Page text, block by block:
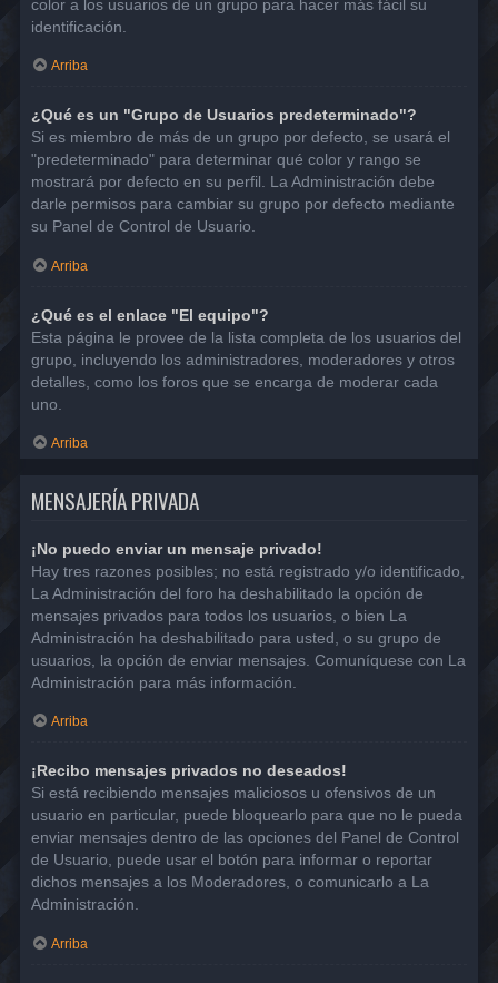
color a los usuarios de un grupo para hacer más fácil su
identificación.
Arriba
¿Qué es un "Grupo de Usuarios predeterminado"?
Si es miembro de más de un grupo por defecto, se usará el
"predeterminado" para determinar qué color y rango se
mostrará por defecto en su perfil. La Administración debe
darle permisos para cambiar su grupo por defecto mediante
su Panel de Control de Usuario.
Arriba
¿Qué es el enlace "El equipo"?
Esta página le provee de la lista completa de los usuarios del
grupo, incluyendo los administradores, moderadores y otros
detalles, como los foros que se encarga de moderar cada
uno.
Arriba
MENSAJERÍA PRIVADA
¡No puedo enviar un mensaje privado!
Hay tres razones posibles; no está registrado y/o identificado,
La Administración del foro ha deshabilitado la opción de
mensajes privados para todos los usuarios, o bien La
Administración ha deshabilitado para usted, o su grupo de
usuarios, la opción de enviar mensajes. Comuníquese con La
Administración para más información.
Arriba
¡Recibo mensajes privados no deseados!
Si está recibiendo mensajes maliciosos u ofensivos de un
usuario en particular, puede bloquearlo para que no le pueda
enviar mensajes dentro de las opciones del Panel de Control
de Usuario, puede usar el botón para informar o reportar
dichos mensajes a los Moderadores, o comunicarlo a La
Administración.
Arriba